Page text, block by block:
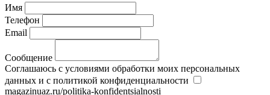
Имя
Телефон
Email
Сообщение
Соглашаюсь с условиями обработки моих персональных
данных и с политикой конфиденциальности
magazinuaz.ru/politika-konfidentsialnosti